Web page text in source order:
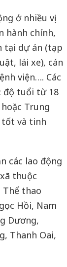
ở nhiều vị
hành chính,
tại dự án (tạp
lái xe), cán
viện…. Các
độ tuổi từ 18
Trung
tốt và tinh
các lao động
thuộc
thao
Hồi, Nam
Dương,
Thanh Oai,